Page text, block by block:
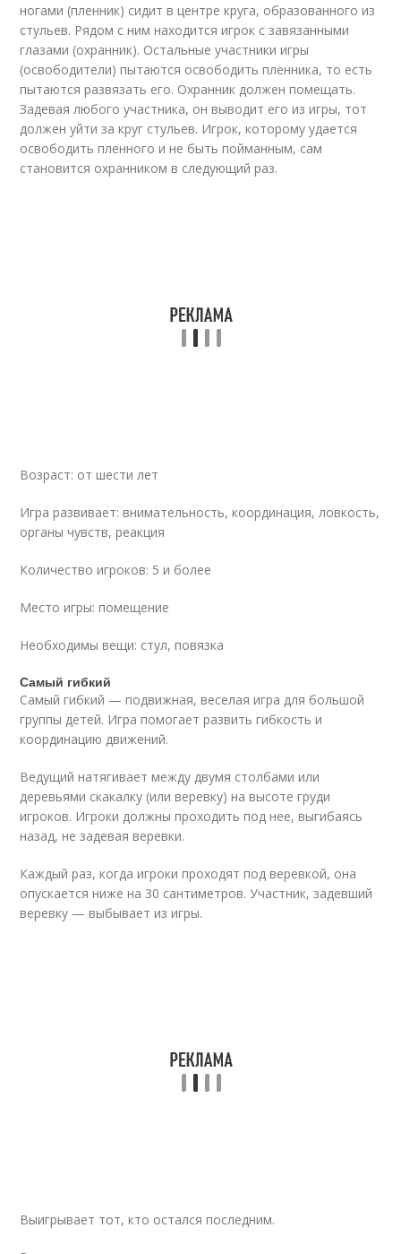
ногами (пленник) сидит в центре круга, обра­зованного из
стульев. Рядом с ним находится игрок с завязанными
глазами (охранник). Остальные участники игры
(освободители) пытаются освободить пленника, то есть
пытаются развязать его. Охранник должен помещать.
Задевая любого участника, он выводит его из игры, тот
должен уйти за круг стульев. Игрок, которому удается
освободить пленного и не быть пойманным, сам
становится охранником в следующий раз.
Возраст: от шести лет
Игра развивает: внимательность, координация, ловкость,
органы чувств, реакция
Количество игроков: 5 и более
Место игры: помещение
Необходимы вещи: стул, повязка
Самый гибкий
Самый гибкий — подвижная, веселая игра для большой
группы детей. Игра помогает развить гибкость и
координацию движений.
Ведущий натягивает между двумя столбами или
деревьями скакалку (или веревку) на высоте груди
игроков. Игроки должны проходить под нее, выгибаясь
назад, не задевая веревки.
Каждый раз, когда игроки проходят под веревкой, она
опускается ниже на 30 сантиметров. Участник, задевший
веревку — выбывает из игры.
Выигрывает тот, кто остался последним.